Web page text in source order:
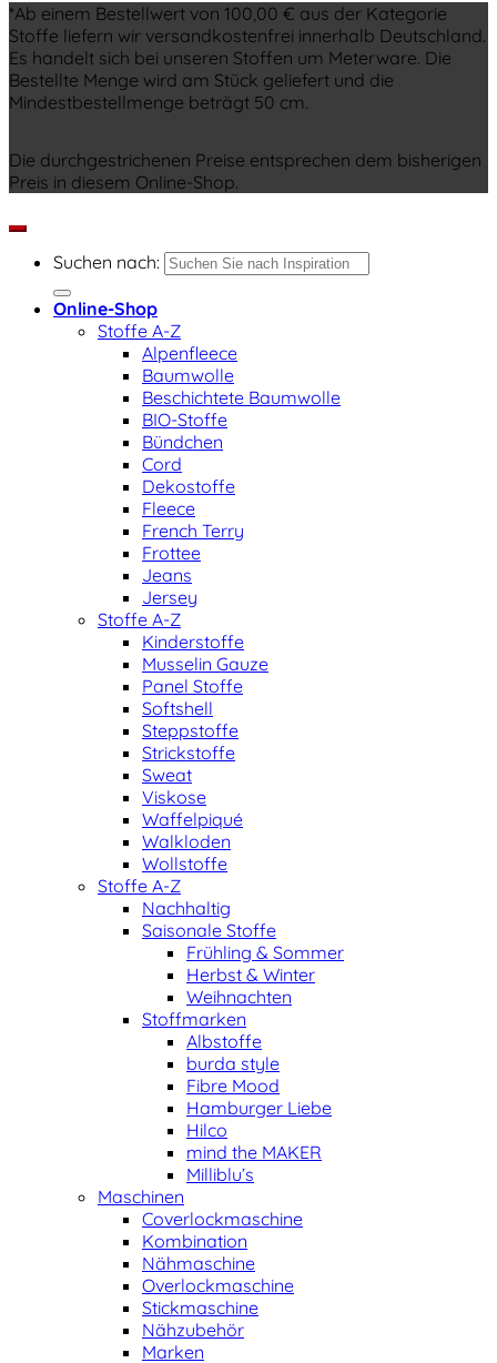
*Ab einem Bestellwert von 100,00 € aus der Kategorie
Stoffe liefern wir versandkostenfrei innerhalb Deutschland.
Es handelt sich bei unseren Stoffen um Meterware. Die
Bestellte Menge wird am Stück geliefert und die
Mindestbestellmenge beträgt 50 cm.
Die durchgestrichenen Preise entsprechen dem bisherigen
Preis in diesem Online-Shop.
Suchen nach:
Online-Shop
Stoffe A-Z
Alpenfleece
Baumwolle
Beschichtete Baumwolle
BIO-Stoffe
Bündchen
Cord
Dekostoffe
Fleece
French Terry
Frottee
Jeans
Jersey
Stoffe A-Z
Kinderstoffe
Musselin Gauze
Panel Stoffe
Softshell
Steppstoffe
Strickstoffe
Sweat
Viskose
Waffelpiqué
Walkloden
Wollstoffe
Stoffe A-Z
Nachhaltig
Saisonale Stoffe
Frühling & Sommer
Herbst & Winter
Weihnachten
Stoffmarken
Albstoffe
burda style
Fibre Mood
Hamburger Liebe
Hilco
mind the MAKER
Milliblu’s
Maschinen
Coverlockmaschine
Kombination
Nähmaschine
Overlockmaschine
Stickmaschine
Nähzubehör
Marken